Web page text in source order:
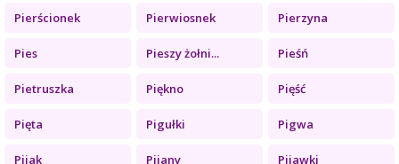
Pierścionek Pierwiosnek Pierzyna
Pies Pieszy żołni... Pieśń
Pietruszka Piękno Pięść
Pięta Pigułki Pigwa
Pijak Pijany Pijawki